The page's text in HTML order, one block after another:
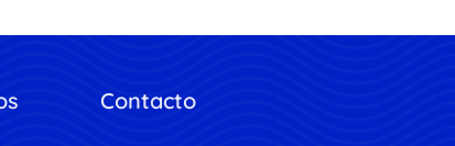
Contacto